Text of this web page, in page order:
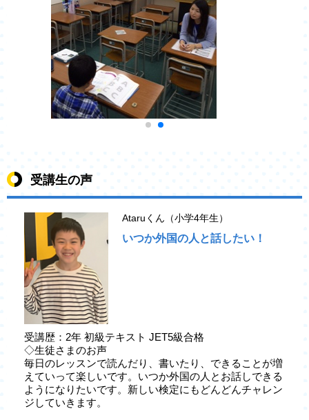
受講生の声
Ataruくん（小学4年生）
いつか外国の人と話したい！
受講歴：2年 初級テキスト JET5級合格
◇生徒さまのお声
毎日のレッスンで読んだり、書いたり、できることが増
えていって楽しいです。いつか外国の人とお話しできる
ようになりたいです。新しい検定にもどんどんチャレン
ジしていきます。